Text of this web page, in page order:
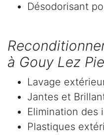
Désodorisant
à Gouy Lez
Lavage
Jantes et
Elimination des
Plastiques